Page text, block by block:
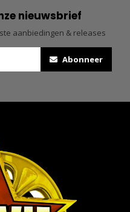
nieuwsbrief
aanbiedingen & releases
Abonneer